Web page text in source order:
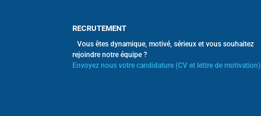
RECRUTEMENT
Vous êtes dynamique, motivé, sérieux et vous souhaitez
rejoindre notre équipe ?
Envoyez nous votre candidature (CV et lettre de motivation)